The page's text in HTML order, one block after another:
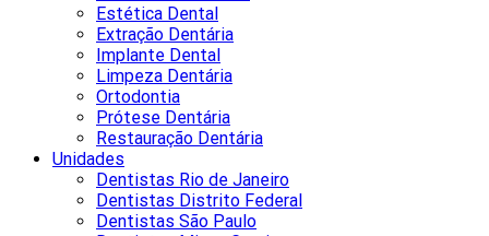
Estética Dental
Extração Dentária
Implante Dental
Limpeza Dentária
Ortodontia
Prótese Dentária
Restauração Dentária
Unidades
Dentistas Rio de Janeiro
Dentistas Distrito Federal
Dentistas São Paulo